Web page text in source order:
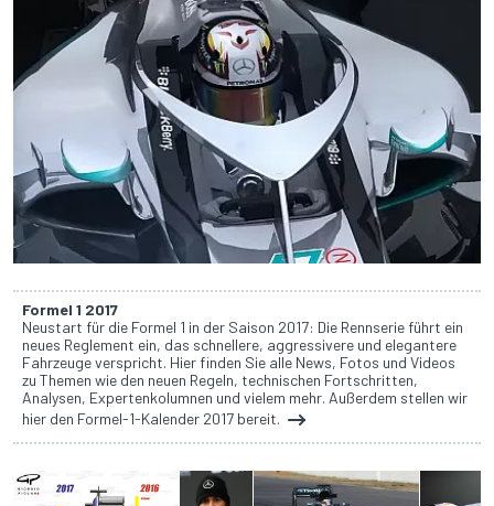
Formel 1 2017
Neustart für die Formel 1 in der Saison 2017: Die Rennserie führt ein
neues Reglement ein, das schnellere, aggressivere und elegantere
Fahrzeuge verspricht. Hier finden Sie alle News, Fotos und Videos
zu Themen wie den neuen Regeln, technischen Fortschritten,
Analysen, Expertenkolumnen und vielem mehr. Außerdem stellen wir
hier den Formel-1-Kalender 2017 bereit.